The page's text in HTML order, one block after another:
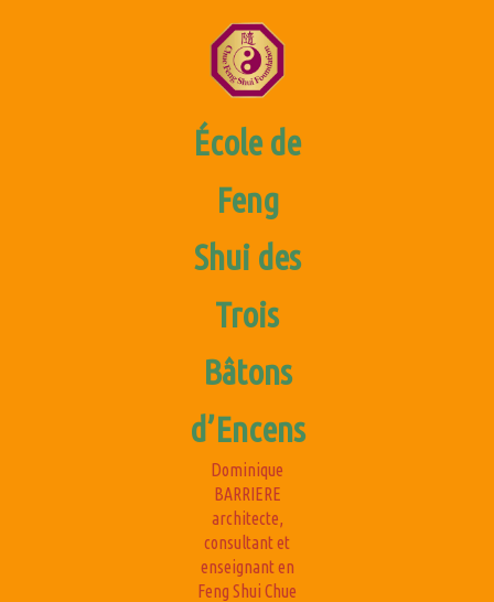
École de
Feng
Shui des
Trois
Bâtons
d’Encens
Dominique
BARRIERE
architecte,
consultant et
enseignant en
Feng Shui Chue